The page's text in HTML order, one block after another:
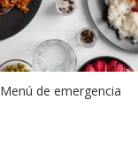
Menú de emergencia